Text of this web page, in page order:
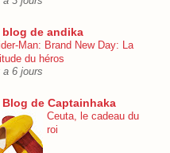
blog de andika
Man: Brand New Day: La
du héros
a 6 jours
Blog de Captainhaka
Ceuta, le cadeau du
roi